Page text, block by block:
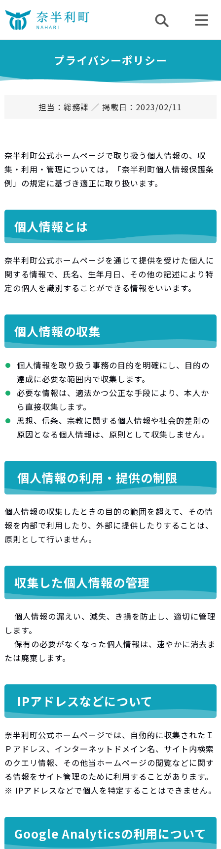
プライバシーポリシー
担当：総務課 ／ 掲載日：2023/02/11
奈半利町公式ホームページで取り扱う個人情報の、収
集・利用・管理については，「奈半利町個人情報保護条
例」の規定に基づき適正に取り扱います。
個人情報とは
奈半利町公式ホームページを通じて提供を受けた個人に
関する情報で、氏名、生年月日、その他の記述により特
定の個人を識別することができる情報をいいます。
個人情報の収集
個人情報を取り扱う事務の目的を明確にし、目的の
達成に必要な範囲内で収集します。
必要な情報は、適法かつ公正な手段により、本人か
ら直接収集します。
思想、信条、宗教に関する個人情報や社会的差別の
原因となる個人情報は、原則として収集しません。
個人情報の利用・提供の制限
個人情報の収集したときの目的の範囲を超えて、その情
報を内部で利用したり、外部に提供したりすることは、
原則として行いません。
収集した個人情報の管理
個人情報の漏えい、滅失、き損を防止し、適切に管理
します。
保有の必要がなくなった個人情報は、速やかに消去ま
たは廃棄します。
IPアドレスなどについて
奈半利町公式ホームページでは、自動的に収集されたＩ
Ｐアドレス、インターネットドメイン名、サイト内検索
のクエリ情報、その他当ホームページの閲覧などに関す
る情報をサイト管理のために利用することがあります。
※ IPアドレスなどで個人を特定することはできません。
Google Analyticsの利用について